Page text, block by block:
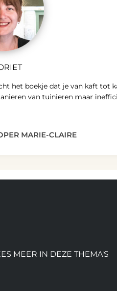
het boekje dat je van kaft tot
van tuinieren maar
MARIE-CLAIRE
MEER IN DEZE THEMA'S